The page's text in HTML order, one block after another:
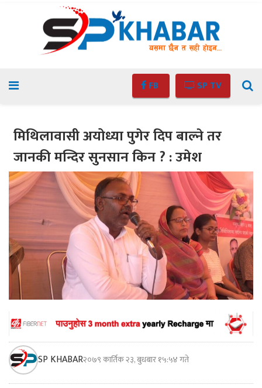
FB SP TV
मिथिलावासी अयोध्या पुगेर दिप बाल्ने तर
जानकी मन्दिर सुनसान किन ? : उमेश
SP KHABAR२०७९ कार्तिक २३, बुधबार १५:५४ गते